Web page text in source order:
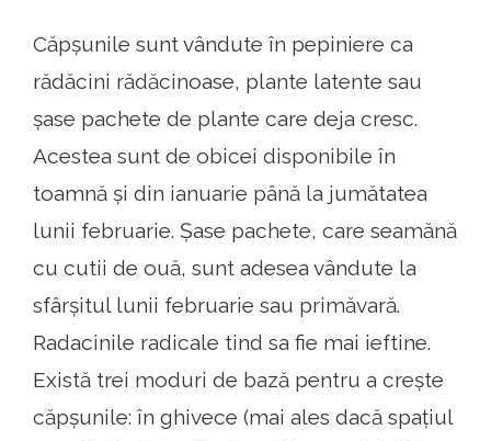
Căpșunile sunt vândute în pepiniere ca
rădăcini rădăcinoase, plante latente sau
șase pachete de plante care deja cresc.
Acestea sunt de obicei disponibile în
toamnă și din ianuarie până la jumătatea
lunii februarie. Șase pachete, care seamănă
cu cutii de ouă, sunt adesea vândute la
sfârșitul lunii februarie sau primăvară.
Radacinile radicale tind sa fie mai ieftine.
Există trei moduri de bază pentru a crește
căpșunile: în ghivece (mai ales dacă spațiul